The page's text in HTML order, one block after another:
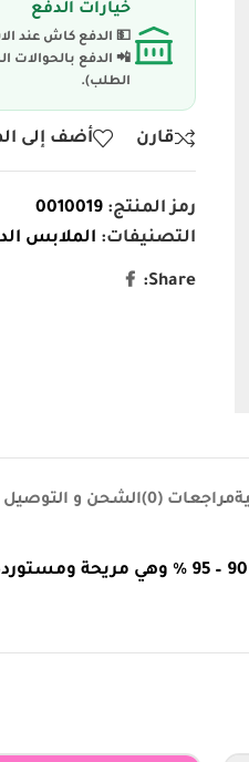
خيارات الدفع
💵 الدفع كاش عند
📲 الدفع
الطلب).
قارن أضف إلى
رمز المنتج: 0010019
التصنيفات: الملابس
Share:
مراجعات (0) الشحن و التوصيل